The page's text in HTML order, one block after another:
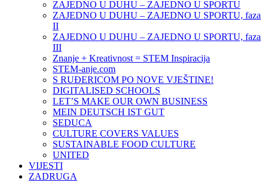
ZAJEDNO U DUHU – ZAJEDNO U SPORTU
ZAJEDNO U DUHU – ZAJEDNO U SPORTU, faza
II
ZAJEDNO U DUHU – ZAJEDNO U SPORTU, faza
III
Znanje + Kreativnost = STEM Inspiracija
STEM-anje.com
S RUĐERICOM PO NOVE VJEŠTINE!
DIGITALISED SCHOOLS
LET’S MAKE OUR OWN BUSINESS
MEIN DEUTSCH IST GUT
SEDUCA
CULTURE COVERS VALUES
SUSTAINABLE FOOD CULTURE
UNITED
VIJESTI
ZADRUGA